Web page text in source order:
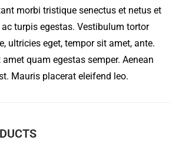
morbi tristique senectus et netus et
turpis egestas. Vestibulum tortor
ultricies eget, tempor sit amet, ante.
quam egestas semper. Aenean
Mauris placerat eleifend leo.